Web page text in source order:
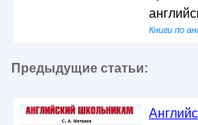
Книги по
Предыдущие статьи: